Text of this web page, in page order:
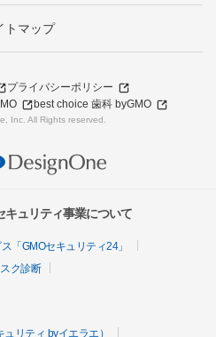
トマップ
プライバシーポリシー
best choice 歯科 byGMO
Inc. All Rights reserved.
キュリティ事業について
「GMOセキュリティ24」
ク診断
リティ byイエラエ）